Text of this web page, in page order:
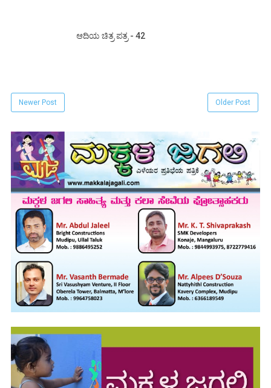
ಆದಿಯ ಚಿತ್ರ ಪತ್ರ - 42
Newer Post Older Post